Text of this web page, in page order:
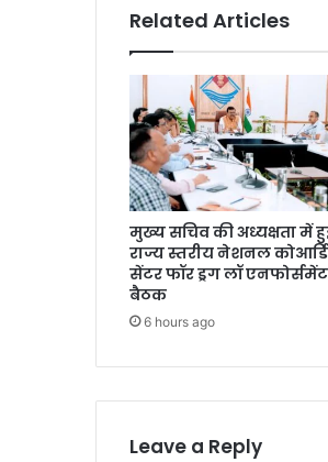
Related Articles
मुख्य सचिव की अध्यक्षता में
राज्य स्तरीय नेशनल
सेंटर फॉर ड्रग लॉ
बैठक
6 hours ago
Leave a Reply